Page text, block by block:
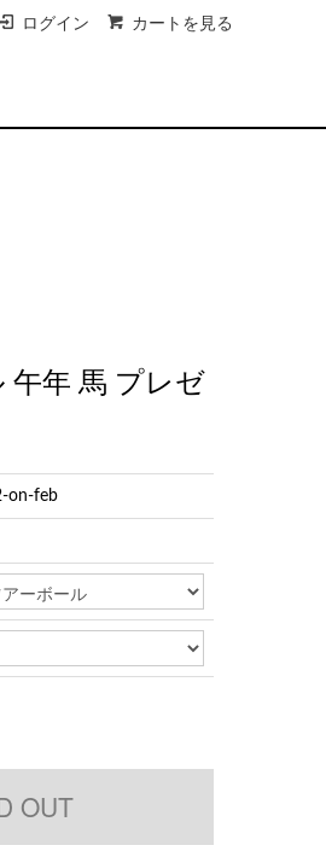
ログイン カートを見る
午年 馬 プレゼ
on-feb